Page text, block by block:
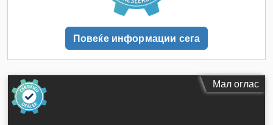
Повеќе информации сега
Мал оглас